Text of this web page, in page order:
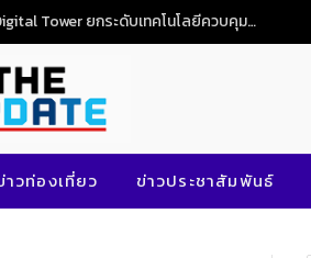
“ภัทรพงศ์” หนุน บวท. ลุยโครงการ Digital Tower ยกระดับเทคโนโลยีควบคุมจราจรทางอากาศไทย
าวท่องเที่ยว ข่าวประชาสัมพันธ์